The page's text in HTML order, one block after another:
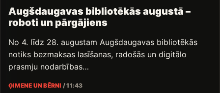
Augšdaugavas bibliotēkās augustā –
roboti un pārgājiens
No 4. līdz 28. augustam Augšdaugavas bibliotēkās
notiks bezmaksas lasīšanas, radošās un digitālo
prasmju nodarbības…
ĢIMENE UN BĒRNI /11:43